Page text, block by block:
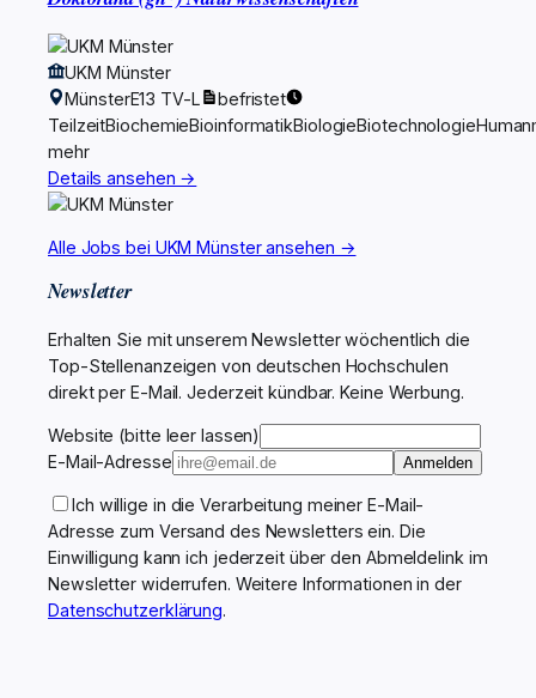
UKM Münster
MünsterE13 TV-L
befristet
TeilzeitBiochemieBioinformatikBiologieBiotechnologie
mehr
Details ansehen →
Alle Jobs bei UKM Münster ansehen →
Newsletter
Erhalten Sie mit unserem Newsletter wöchentlich die
Top-Stellenanzeigen von deutschen Hochschulen
direkt per E-Mail. Jederzeit kündbar. Keine Werbung.
Website (bitte leer lassen)
E-Mail-Adresse
Anmelden
Ich willige in die Verarbeitung meiner E-Mail-
Adresse zum Versand des Newsletters ein. Die
Einwilligung kann ich jederzeit über den Abmeldelink im
Newsletter widerrufen. Weitere Informationen in der
Datenschutzerklärung.